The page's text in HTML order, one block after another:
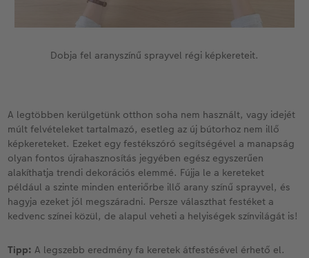
Dobja fel aranyszínű sprayvel régi képkereteit.
A legtöbben kerülgetünk otthon soha nem használt, vagy idejét
múlt felvételeket tartalmazó, esetleg az új bútorhoz nem illő
képkereteket. Ezeket egy festékszóró segítségével a manapság
olyan fontos újrahasznosítás jegyében egész egyszerűen
alakíthatja trendi dekorációs elemmé. Fújja le a kereteket
például a szinte minden enteriőrbe illő arany színű sprayvel, és
hagyja ezeket jól megszáradni. Persze választhat festéket a
kedvenc színei közül, de alapul veheti a helyiségek színvilágát is!
Tipp: A legszebb eredmény fa keretek átfestésével érhető el.